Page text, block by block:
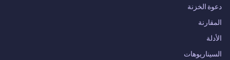
دعوة الخزنة
المقارنة
الأدلة
السيناريوهات